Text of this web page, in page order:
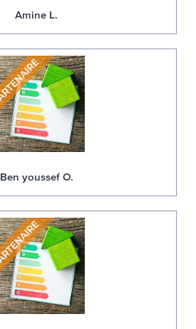
Amine L.
Ben youssef O.